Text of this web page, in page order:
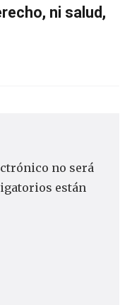
ni salud,
no será
están